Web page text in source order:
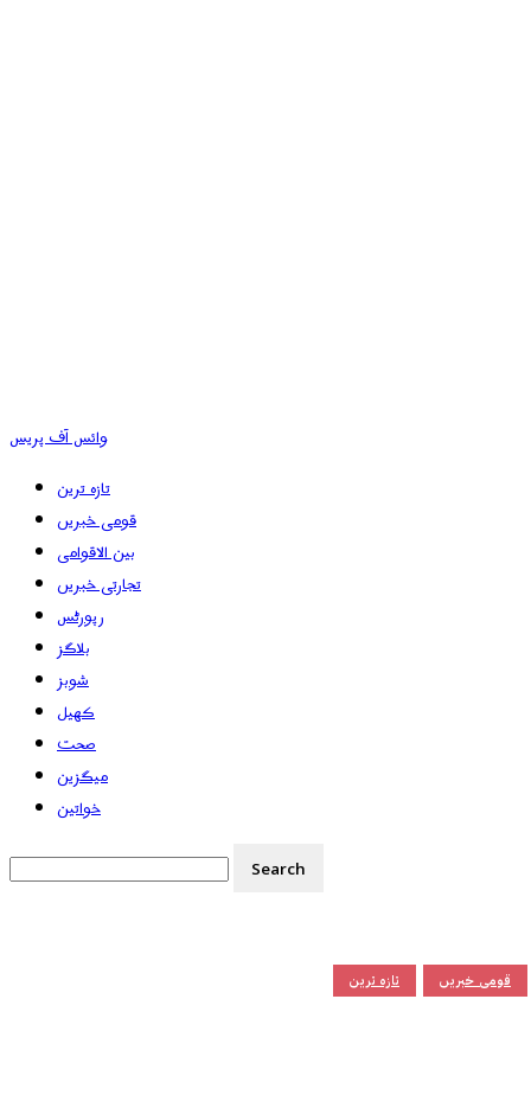
وائس آف پریس
تازہ ترین
قومی خبریں
بین الاقوامی
تجارتی خبریں
رپورٹس
بلاگز
شوبز
کھیل
صحت
میگزین
خواتین
تازہ ترین قومی خبریں